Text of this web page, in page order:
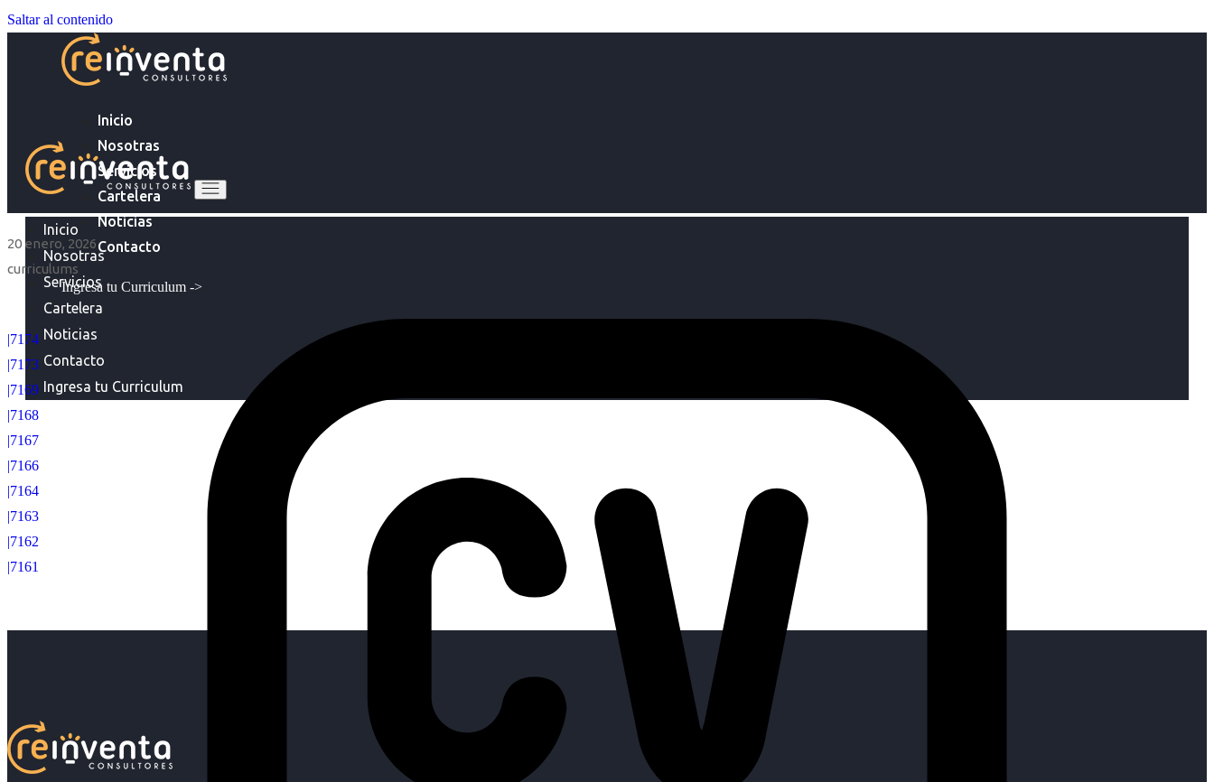
Saltar al contenido
Inicio
Nosotras
Servicios
Cartelera
Noticias
Contacto
Ingresa tu Curriculum ->
Inicio
Nosotras
Servicios
Cartelera
Noticias
Contacto
Ingresa tu Curriculum
20 enero, 2026
curriculums
|7174
|7173
|7169
|7168
|7167
|7166
|7164
|7163
|7162
|7161